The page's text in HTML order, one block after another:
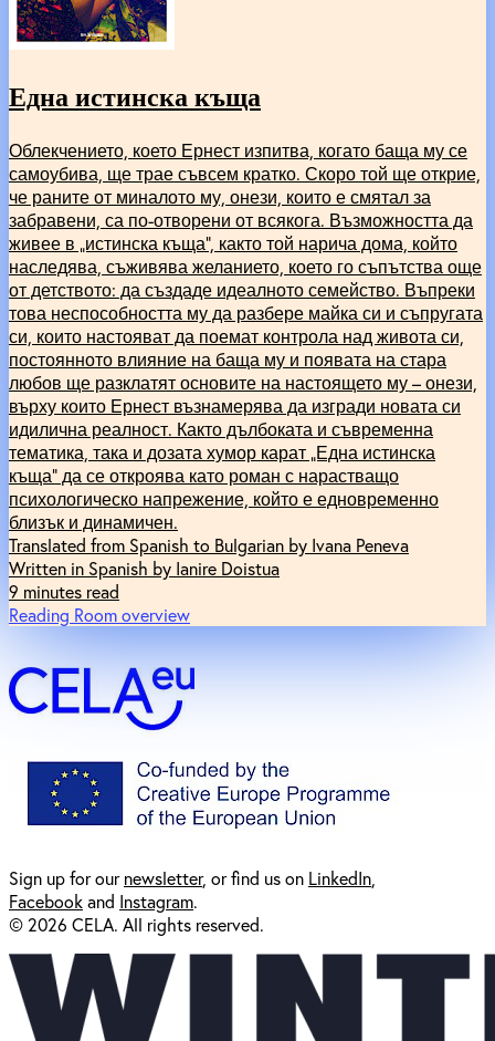
Една истинска къща
Облекчението, което Ернест изпитва, когато баща му се
самоубива, ще трае съвсем кратко. Скоро той ще открие,
че раните от миналото му, онези, които е смятал за
забравени, са по-отворени от всякога. Възможността да
живее в „истинска къща“, както той нарича дома, който
наследява, съживява желанието, което го съпътства още
от детството: да създаде идеалното семейство. Въпреки
това неспособността му да разбере майка си и съпругата
си, които настояват да поемат контрола над живота си,
постоянното влияние на баща му и появата на стара
любов ще разклатят основите на настоящето му – онези,
върху които Ернест възнамерява да изгради новата си
идилична реалност. Както дълбоката и съвременна
тематика, така и дозата хумор карат „Една истинска
къща“ да се откроява като роман с нарастващо
психологическо напрежение, който е едновременно
близък и динамичен.
Translated from Spanish to Bulgarian by Ivana Peneva
Written in Spanish by Ianire Doistua
9 minutes read
Reading Room overview
Sign up for ournewsletter, or find us on LinkedIn
Facebookand Instagram.
© 2026 CELA. All rights reserved.